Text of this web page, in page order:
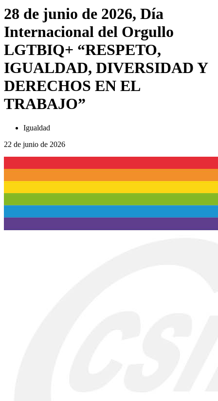
28 de junio de 2026, Día
Internacional del Orgullo
LGTBIQ+ “RESPETO,
IGUALDAD, DIVERSIDAD Y
DERECHOS EN EL
TRABAJO”
Igualdad
22 de junio de 2026